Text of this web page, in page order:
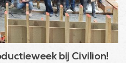
bij Civilion!